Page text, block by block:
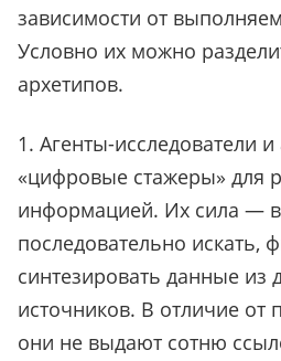
зависимости от
Условно их можно
архетипов.
1. Агенты-исследователи
«цифровые стажеры» для
информацией. Их сила — в
последовательно искать,
синтезировать данные из
источников. В отличие от
они не выдают сотню